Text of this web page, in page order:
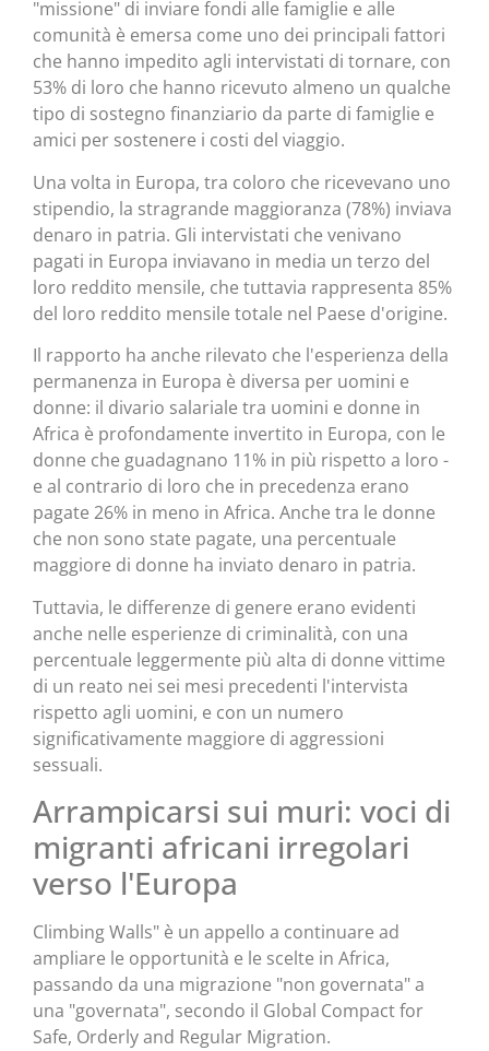
"missione" di inviare fondi alle famiglie e alle
comunità è emersa come uno dei principali fattori
che hanno impedito agli intervistati di tornare, con
53% di loro che hanno ricevuto almeno un qualche
tipo di sostegno finanziario da parte di famiglie e
amici per sostenere i costi del viaggio.
Una volta in Europa, tra coloro che ricevevano uno
stipendio, la stragrande maggioranza (78%) inviava
denaro in patria. Gli intervistati che venivano
pagati in Europa inviavano in media un terzo del
loro reddito mensile, che tuttavia rappresenta 85%
del loro reddito mensile totale nel Paese d'origine.
Il rapporto ha anche rilevato che l'esperienza della
permanenza in Europa è diversa per uomini e
donne: il divario salariale tra uomini e donne in
Africa è profondamente invertito in Europa, con le
donne che guadagnano 11% in più rispetto a loro -
e al contrario di loro che in precedenza erano
pagate 26% in meno in Africa. Anche tra le donne
che non sono state pagate, una percentuale
maggiore di donne ha inviato denaro in patria.
Tuttavia, le differenze di genere erano evidenti
anche nelle esperienze di criminalità, con una
percentuale leggermente più alta di donne vittime
di un reato nei sei mesi precedenti l'intervista
rispetto agli uomini, e con un numero
significativamente maggiore di aggressioni
sessuali.
Arrampicarsi sui muri: voci di
migranti africani irregolari
verso l'Europa
Climbing Walls" è un appello a continuare ad
ampliare le opportunità e le scelte in Africa,
passando da una migrazione "non governata" a
una "governata", secondo il Global Compact for
Safe, Orderly and Regular Migration.